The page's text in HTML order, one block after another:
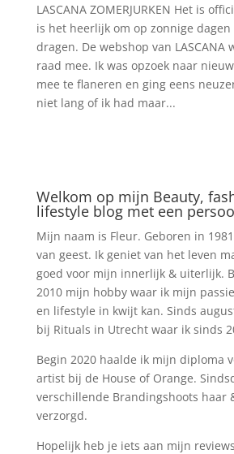
LASCANA ZOMERJURKEN Het is
is het heerlijk om op zonnige
dragen. De webshop van LASCANA
raad mee. Ik was opzoek naar
mee te flaneren en ging eens
niet lang of ik had maar...
Welkom op mijn Beauty,
lifestyle blog met een
Mijn naam is Fleur. Geboren in
van geest. Ik geniet van het leven
goed voor mijn innerlijk & uiterlijk.
2010 mijn hobby waar ik mijn
en lifestyle in kwijt kan. Sinds
bij Rituals in Utrecht waar ik sinds
Begin 2020 haalde ik mijn diploma
artist bij de House of Orange.
verschillende Brandingshoots haar
verzorgd.
Hopelijk heb je iets aan mijn